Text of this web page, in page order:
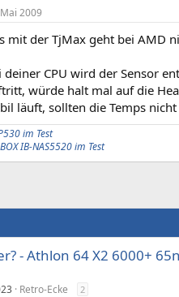
2009
mit der TjMax geht bei AMD
deiner CPU wird der Sensor
würde halt mal auf die
läuft, sollten die Temps
im Test
IB-NAS5520 im Test
- Athlon 64 X2 6000+
Retro-Ecke 2